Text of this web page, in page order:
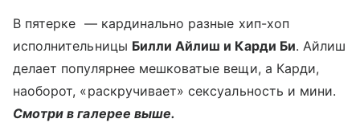
В пятерке ­­ — кардинально разные хип-хоп
исполнительницы Билли Айлиш и Карди Би. Айлиш
делает популярнее мешковатые вещи, а Карди,
наоборот, «раскручивает» сексуальность и мини.
Смотри в галерее выше.